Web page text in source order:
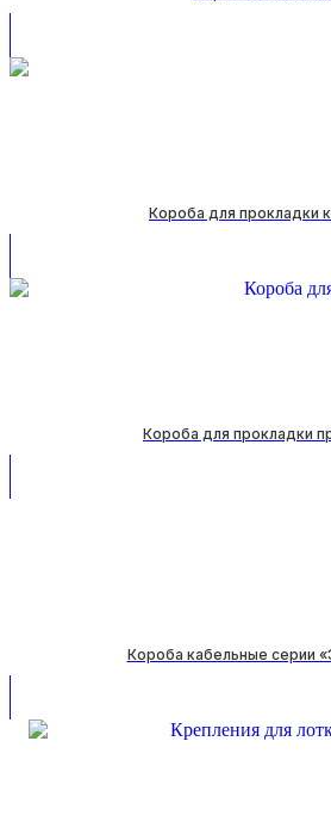
Короба для прокладки
Короба для прокладки
Короба кабельные серии